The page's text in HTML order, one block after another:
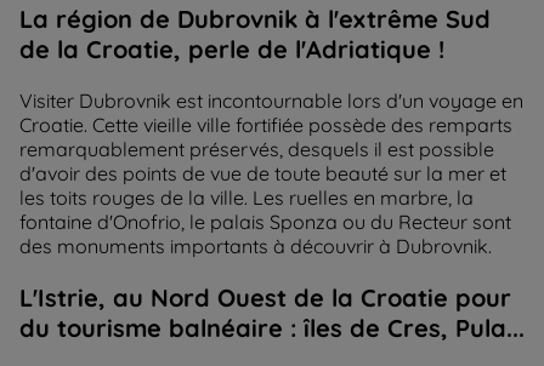
La région de Dubrovnik à l'extrême Sud
de la Croatie, perle de l'Adriatique !
Visiter Dubrovnik est incontournable lors d'un voyage en
Croatie. Cette vieille ville fortifiée possède des remparts
remarquablement préservés, desquels il est possible
d'avoir des points de vue de toute beauté sur la mer et
les toits rouges de la ville. Les ruelles en marbre, la
fontaine d'Onofrio, le palais Sponza ou du Recteur sont
des monuments importants à découvrir à Dubrovnik.
L'Istrie, au Nord Ouest de la Croatie pour
du tourisme balnéaire : îles de Cres, Pula...